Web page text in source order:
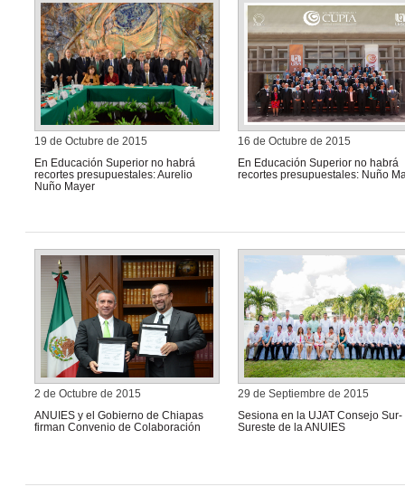
19 de Octubre de 2015
En Educación Superior no habrá
recortes presupuestales: Aurelio
Nuño Mayer
16 de Octubre de 2015
En Educación Superior no habrá
recortes presupuestales: Nuño
2 de Octubre de 2015
ANUIES y el Gobierno de Chiapas
firman Convenio de Colaboración
29 de Septiembre de 2015
Sesiona en la UJAT Consejo Sur-
Sureste de la ANUIES